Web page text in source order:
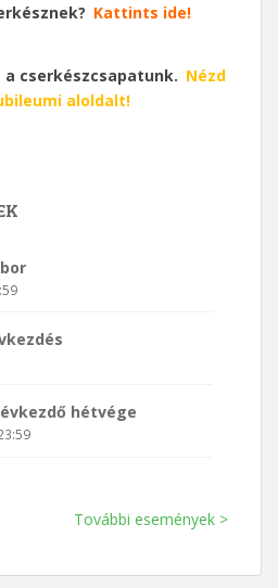
Kattints ide!
a cserkészcsapatunk. Nézd
aloldalt!
hétvége
További események >